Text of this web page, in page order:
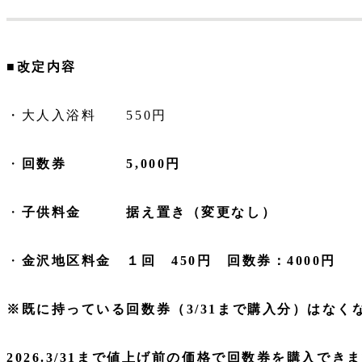
■改定内容
・大人入浴料 550円
・ 回数券 5,000円
・ 子供料金 据え置き（変更なし）
・ 金沢地区料金 １回 450円 回数券：4000円
※既に持っている回数券（3/31まで購入分）はなく
2026.3/31まで値上げ前の価格で回数券を購入できま